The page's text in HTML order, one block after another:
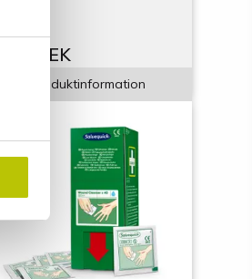
522 SEK
Produktinformation